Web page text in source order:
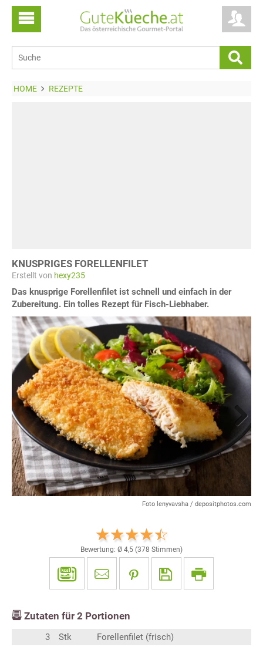
HOME REZEPTE
KNUSPRIGES FORELLENFILET
Erstellt von hexy235
Das knusprige Forellenfilet ist schnell und einfach in der
Zubereitung. Ein tolles Rezept für Fisch-Liebhaber.
Foto lenyvavsha / depositphotos.com
Next
Bewertung: Ø 4,5 (378 Stimmen)
Zutaten für 2 Portionen
3 Stk
Forellenfilet (frisch)